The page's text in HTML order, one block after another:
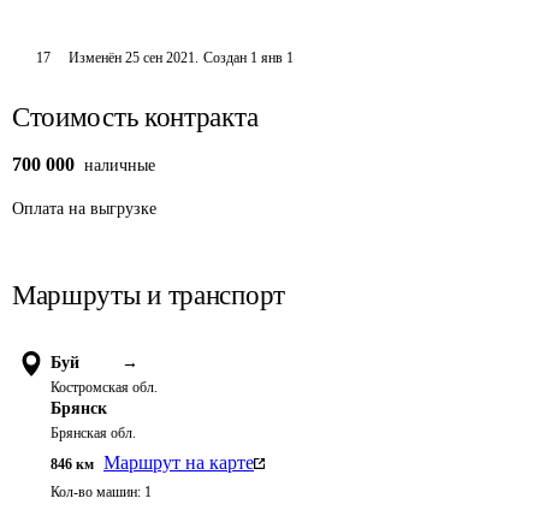
17 Изменён25 сен 2021. Создан 1 янв 1
Стоимость контракта
700 000 наличные
Оплата на выгрузке
Маршруты и транспорт
Буй →
Костромская обл.
Брянск
Брянская обл.
846 км Маршрут на карте
Кол-во машин: 1